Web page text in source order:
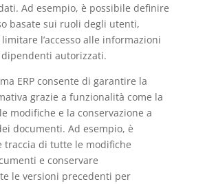
Ad esempio, è possibile definire
basate sui ruoli degli utenti,
l’accesso alle informazioni
autorizzati.
ERP consente di garantire la
grazie a funzionalità come la
modifiche e la conservazione a
documenti. Ad esempio, è
traccia di tutte le modifiche
e conservare
le versioni precedenti per